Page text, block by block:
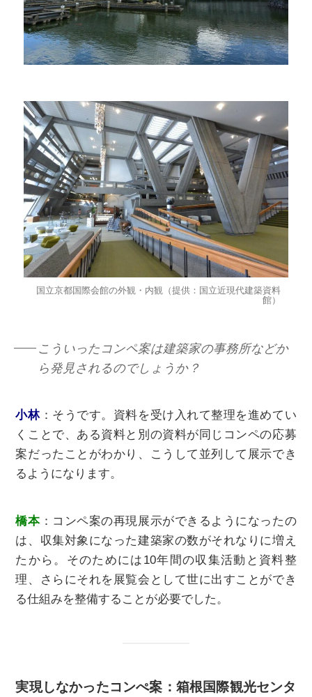
国立京都国際会館の外観・内観（提供：国立近現代建築資料
館）
こういったコンペ案は建築家の事務所などか
ら発見されるのでしょうか？
⼩林：そうです。資料を受け入れて整理を進めてい
くことで、ある資料と別の資料が同じコンペの応募
案だったことがわかり、こうして並列して展示でき
るようになります。
橋本：コンペ案の再現展示ができるようになったの
は、収集対象になった建築家の数がそれなりに増え
たから。そのためには10年間の収集活動と資料整
理、さらにそれを展覧会として世に出すことができ
る仕組みを整備することが必要でした。
実現しなかったコンぺ案：箱根国際観光センタ